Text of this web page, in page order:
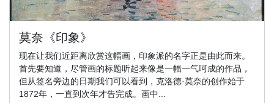
莫奈《印象》
现在让我们近距离欣赏这幅画，印象派的名字正是由此而来。
首先要知道，尽管画的标题听起来像是一幅一气呵成的作品，
但从签名旁边的日期我们可以看到，克洛德·莫奈的创作始于
1872年，一直到次年才告完成。画中...